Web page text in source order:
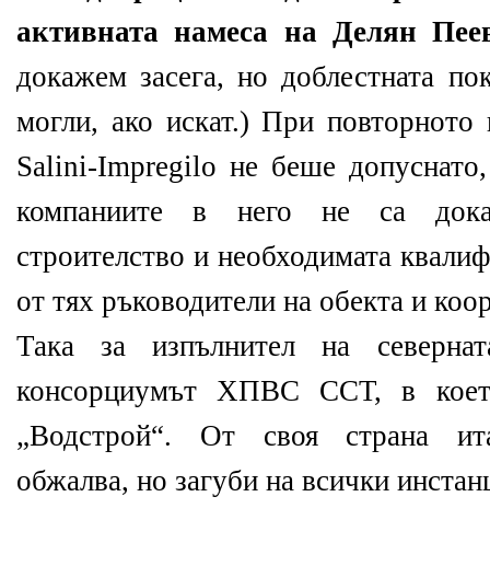
активната намеса на Делян
докажем засега, но доблестната
могли, ако искат.) При повторното
Salini-Impregilo не беше
компаниите в него не са
строителство и необходимата
от тях ръководители на обекта и
Така за изпълнител на
консорциумът ХПВС ССТ, в
„Водстрой“. От своя страна
обжалва, но загуби на всички